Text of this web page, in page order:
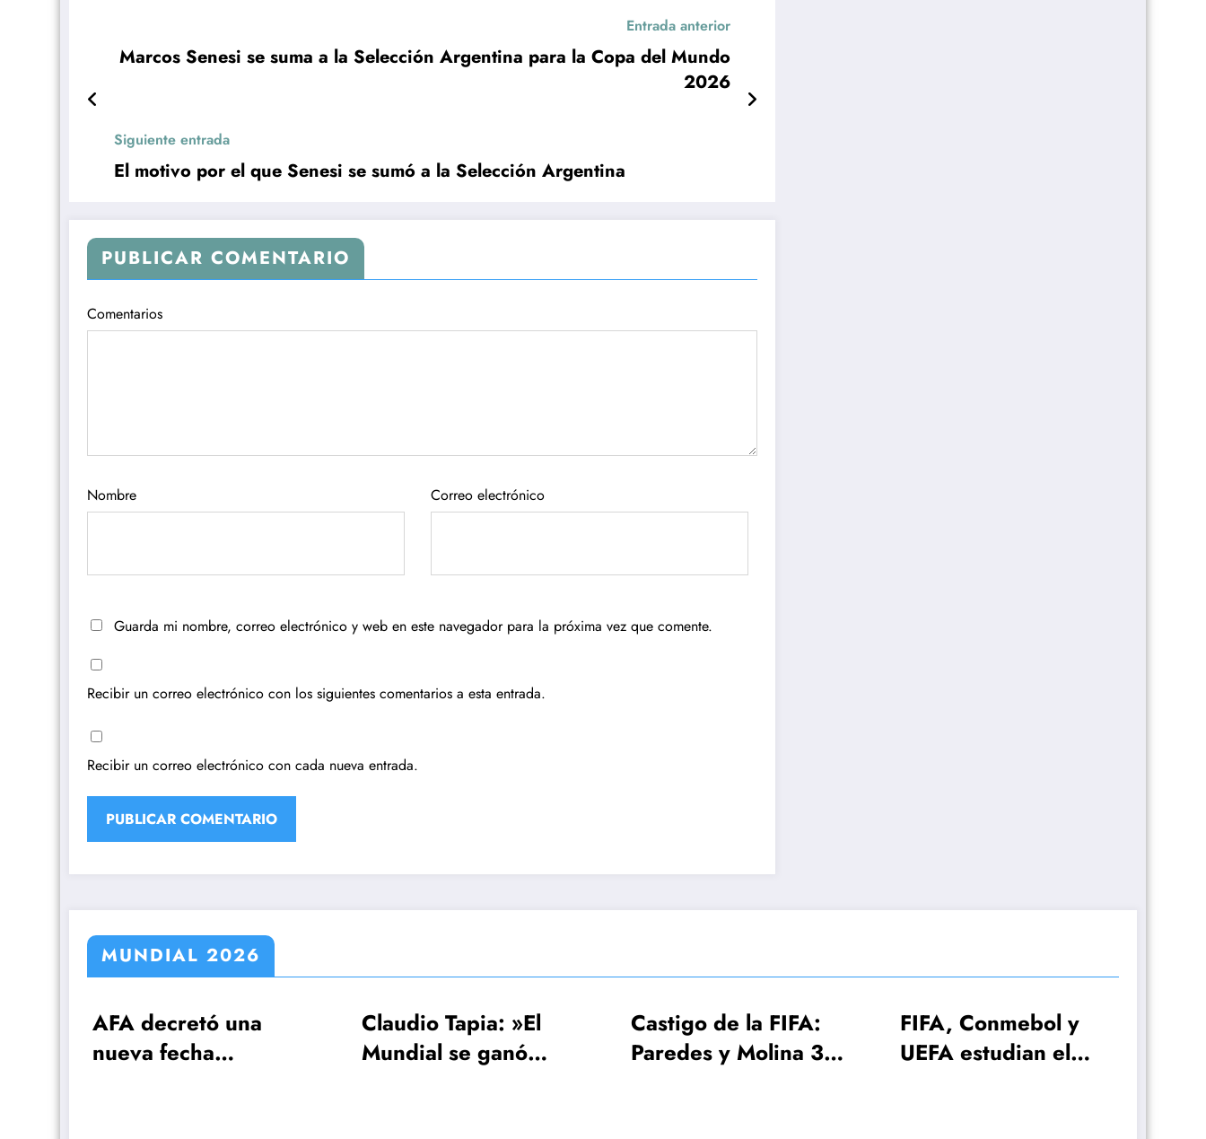
Entrada anterior
Marcos Senesi se suma a la Selección Argentina para la Copa del Mundo
2026
Siguiente entrada
El motivo por el que Senesi se sumó a la Selección Argentina
PUBLICAR COMENTARIO
Comentarios
Nombre Correo electrónico
Guarda mi nombre, correo electrónico y web en este navegador para la próxima vez que comente.
Recibir un correo electrónico con los siguientes comentarios a esta entrada.
Recibir un correo electrónico con cada nueva entrada.
MUNDIAL 2026
Claudio Tapia: »El
Mundial se ganó
Castigo de la FIFA:
Paredes y Molina 3
FIFA, Conmebol y
UEFA estudian el